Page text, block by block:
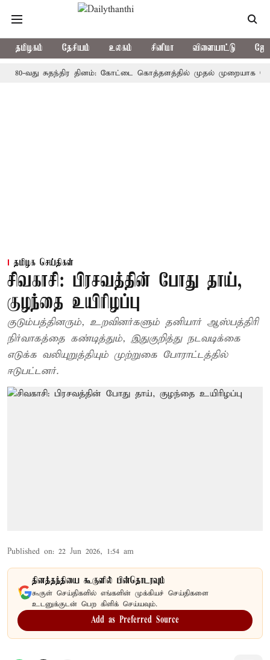
தமிழகம் தேசியம் உலகம் சினிமா விளையாட்டு
சுதந்திர தினம்: கோட்டை கொத்தளத்தில் முதல் முறையாக தேசிய
தமிழக செய்திகள்
சிவகாசி: பிரசவத்தின் போது தாய்,
குழந்தை உயிரிழப்பு
குடும்பத்தினரும், உறவினர்களும் தனியார் ஆஸ்பத்திரி
நிர்வாகத்தை கண்டித்தும், இதுகுறித்து நடவடிக்கை
எடுக்க வலியுறுத்தியும் முற்றுகை போராட்டத்தில்
ஈடுபட்டனர்.
Published on: 22 Jun 2026, 1:54 am
தினத்தந்தியை கூகுளில் பின்தொடரவும்
கூகுள் செய்திகளில் எங்களின் முக்கியச் செய்திகளை
உடனுக்குடன் பெற கிளிக் செய்யவும்.
Add as Preferred Source